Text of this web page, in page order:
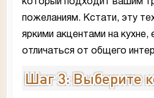
который подходит вашим
пожеланиям. Кстати, эту
яркими акцентами на кухне,
отличаться от общего
Шаг 3: Выберите